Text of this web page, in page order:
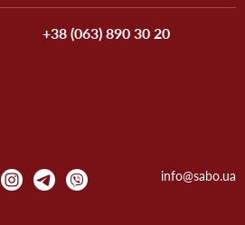
+38 (063) 890 30 20
info@sabo.ua